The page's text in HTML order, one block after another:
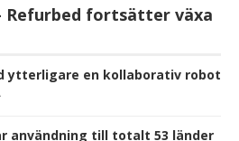
Refurbed fortsätter växa
ytterligare en kollaborativ robot
användning till totalt 53 länder